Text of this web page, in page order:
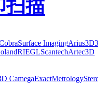
扫描
Surface ImagingArius3D
RIEGLScantechArtec3D
CamegaExactMetrology